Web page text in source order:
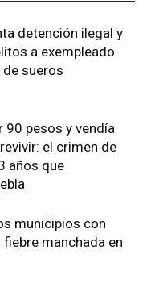
detención ilegal y
a exempleado
sueros
90 pesos y vendía
el crimen de
años que
municipios con
manchada en